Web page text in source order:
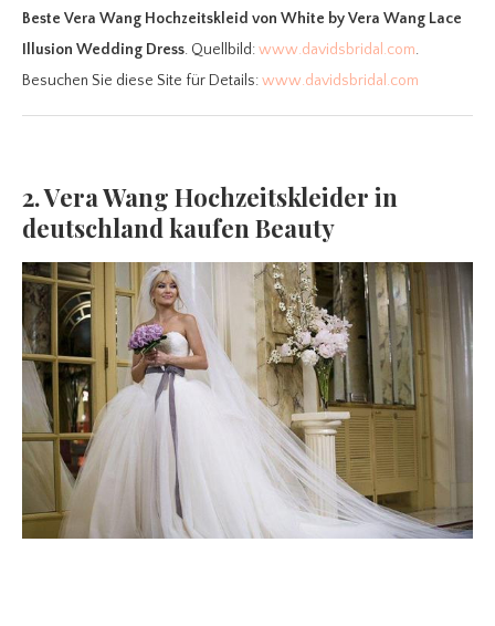
Beste Vera Wang Hochzeitskleid von White by Vera Wang Lace
Illusion Wedding Dress. Quellbild:www.davidsbridal.com.
Besuchen Sie diese Site für Details:www.davidsbridal.com
2. Vera Wang Hochzeitskleider in
deutschland kaufen Beauty